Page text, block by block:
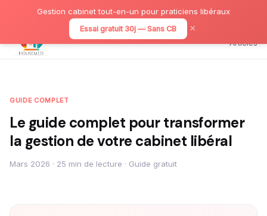
Gestion cabinet tout-en-un pour praticiens libéraux
Essai gratuit 30j — Sans CB ×
Articles
GUIDE COMPLET
Le guide complet pour transformer
la gestion de votre cabinet libéral
Mars 2026 · 25 min de lecture · Guide gratuit